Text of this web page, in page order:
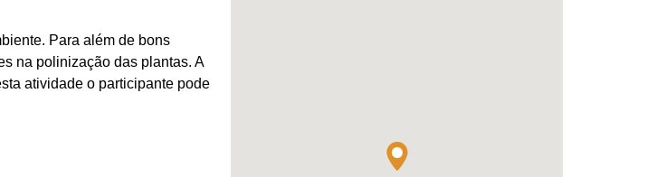
Para além de bons
na polinização das plantas. A
atividade o participante pode